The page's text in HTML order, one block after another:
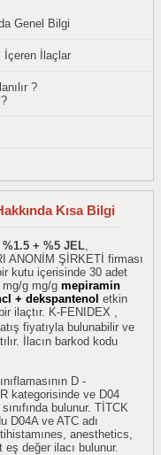
Genel Bilgi
İçeren İlaçlar
?
Kısa Bilgi
%1.5 + %5 JEL,
ANONİM ŞİRKETİ firması
kutu içerisinde 30 adet
g mg/g mepiramin
+ dekspantenol etkin
ilaçtır. K-FENIDEX ,
fiyatıyla bulunabilir ve
İlacın barkod kodu
D -
kategorisinde ve D04
bulunur. TİTCK
D04A ve ATC adı
anesthetics,
eş değer ilacı bulunur.